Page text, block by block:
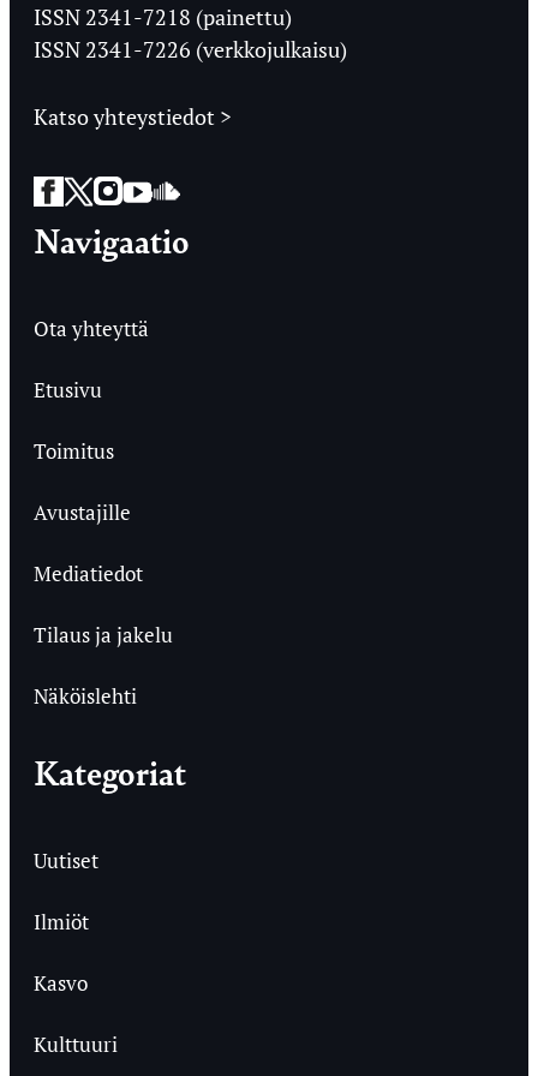
Ylioppilaslehti
ISSN 2341-7218 (painettu)
ISSN 2341-7226 (verkkojulkaisu)
Katso yhteystiedot >
Facebook
Twitter
Instagram
YouTube
SoundCloud
Navigaatio
Ota yhteyttä
Etusivu
Toimitus
Avustajille
Mediatiedot
Tilaus ja jakelu
Näköislehti
Kategoriat
Uutiset
Ilmiöt
Kasvo
Kulttuuri